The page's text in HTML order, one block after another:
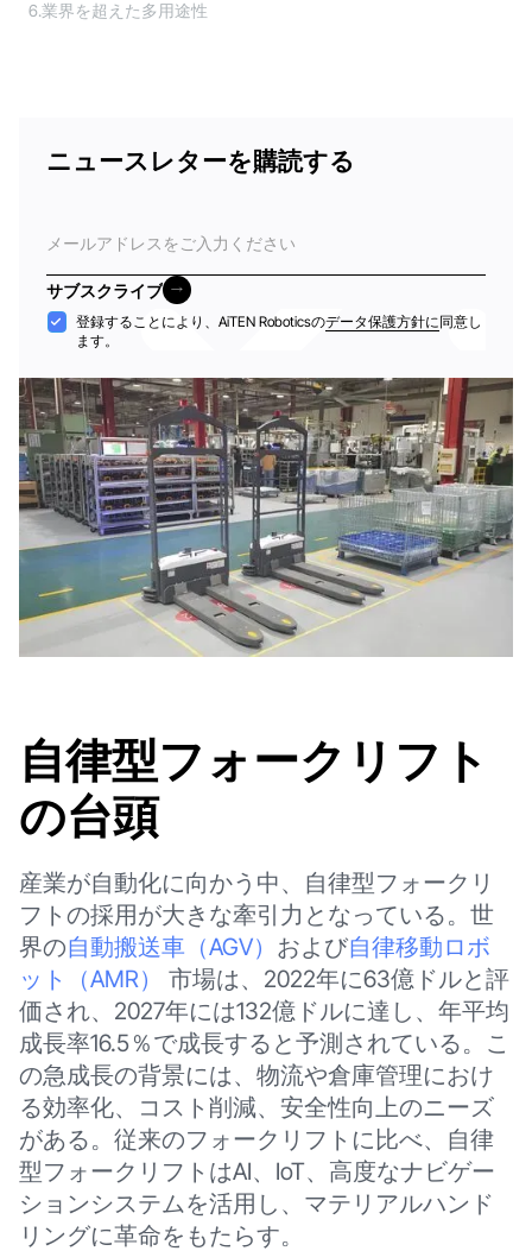
6.業界を超えた多用途性
ニュースレターを購読する
子
メ
ー
ル
サブスクライブ
サブスクライブ
受
れ
登録することにより、AiTEN Roboticsのデータ保護方針に同意し
ます。
自律型フォークリフト
の台頭
産業が自動化に向かう中、自律型フォークリ
フトの採用が大きな牽引力となっている。世
界の自動搬送車（AGV） および自律移動ロボ
ット（AMR） 市場は、2022年に63億ドルと評
価され、2027年には132億ドルに達し、年平均
成長率16.5％で成長すると予測されている。こ
の急成長の背景には、物流や倉庫管理におけ
る効率化、コスト削減、安全性向上のニーズ
がある。従来のフォークリフトに比べ、自律
型フォークリフトはAI、IoT、高度なナビゲー
ションシステムを活用し、マテリアルハンド
リングに革命をもたらす。